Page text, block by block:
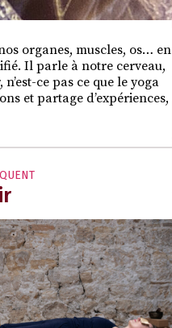
organes, muscles, os… en
Il parle à notre cerveau,
ce pas ce que le yoga
et partage d’expériences,